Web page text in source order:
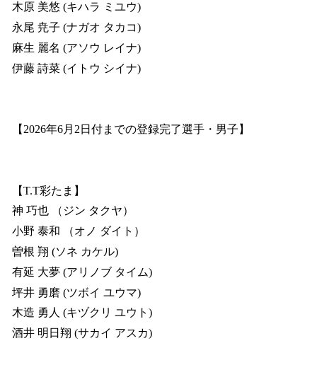
木原 美悠 (キハラ ミユウ)
永尾 尭子 (ナガオ タカコ)
麻生 麗名 (アソウ レイナ)
伊藤 詩菜 (イトウ シイナ)
【2026年6月2日付までの登録完了選手・男子】
【T.T彩たま】
神 巧也 （ジン タクヤ）
小野 泰和 （オノ ダイト）
曽根 翔 (ソネ カケル)
有延 大夢 (アリノブ タイム)
坪井 勇磨 (ツボイ ユウマ)
木造 勇人 (キヅクリ ユウト)
酒井 明日翔 (サカイ アスカ)